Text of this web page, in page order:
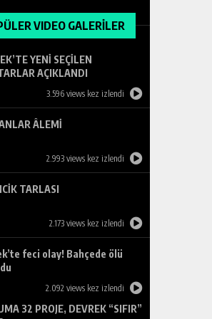
VIDEO GALERİLER
YENİ SEÇİLEN
AÇIKLANDI
3.596 views kez izlendi
ÂLEMİ
2.993 views kez izlendi
TARLASI
2.173 views kez izlendi
feci olay! Bahçede ölü
2.092 views kez izlendi
32 PROJE, DEVREK “SIFIR”